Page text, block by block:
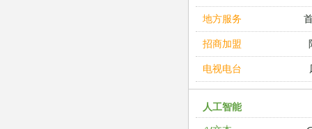
地方服务
招商加盟
电视电台
人工智能